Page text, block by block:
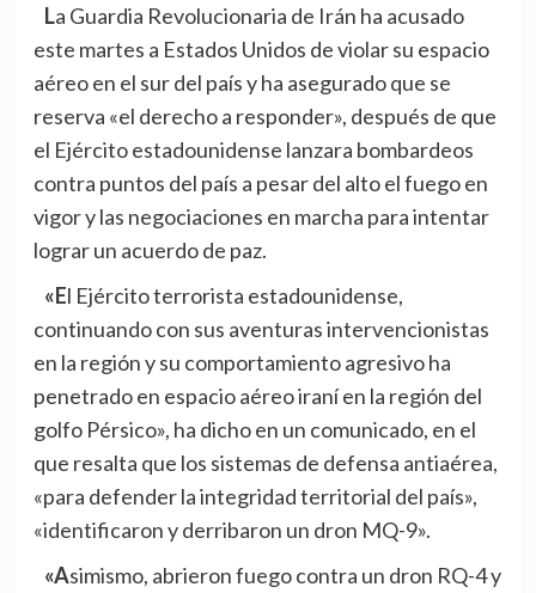
La Guardia Revolucionaria de Irán ha acusado
este martes a Estados Unidos de violar su espacio
aéreo en el sur del país y ha asegurado que se
reserva «el derecho a responder», después de que
el Ejército estadounidense lanzara bombardeos
contra puntos del país a pesar del alto el fuego en
vigor y las negociaciones en marcha para intentar
lograr un acuerdo de paz.
«El Ejército terrorista estadounidense,
continuando con sus aventuras intervencionistas
en la región y su comportamiento agresivo ha
penetrado en espacio aéreo iraní en la región del
golfo Pérsico», ha dicho en un comunicado, en el
que resalta que los sistemas de defensa antiaérea,
«para defender la integridad territorial del país»,
«identificaron y derribaron un dron MQ-9».
«Asimismo, abrieron fuego contra un dron RQ-4 y